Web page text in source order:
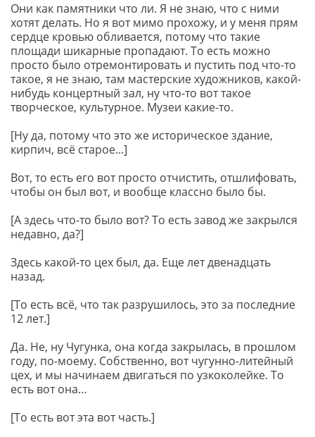
Они как памятники что ли. Я не знаю, что с ними
хотят делать. Но я вот мимо прохожу, и у меня прям
сердце кровью обливается, потому что такие
площади шикарные пропадают. То есть можно
просто было отремонтировать и пустить под что-то
такое, я не знаю, там мастерские художников, какой-
нибудь концертный зал, ну что-то вот такое
творческое, культурное. Музеи какие-то.
[Ну да, потому что это же историческое здание,
кирпич, всё старое...]
Вот, то есть его вот просто отчистить, отшлифовать,
чтобы он был вот, и вообще классно было бы.
[А здесь что-то было вот? То есть завод же закрылся
недавно, да?]
Здесь какой-то цех был, да. Еще лет двенадцать
назад.
[То есть всё, что так разрушилось, это за последние
12 лет.]
Да. Не, ну Чугунка, она когда закрылась, в прошлом
году, по-моему. Собственно, вот чугунно-литейный
цех, и мы начинаем двигаться по узкоколейке. То
есть вот она…
[То есть вот эта вот часть.]